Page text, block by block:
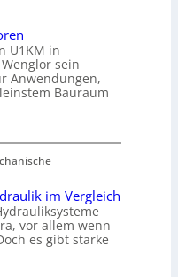
U1KM in
sein
Anwendungen,
Bauraum
im Vergleich
vor allem wenn
es gibt starke